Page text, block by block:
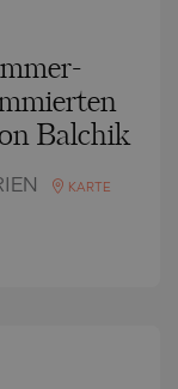
Balchik
KARTE